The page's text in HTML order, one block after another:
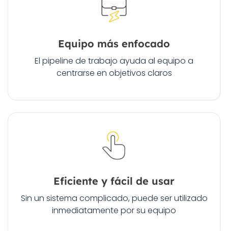
Equipo más enfocado
El pipeline de trabajo ayuda al equipo a
centrarse en objetivos claros
Eficiente y fácil de usar
Sin un sistema complicado, puede ser utilizado
inmediatamente por su equipo